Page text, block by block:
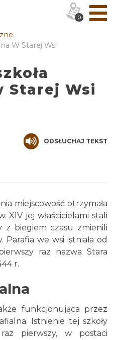
W Starej Wsi
Starej Wsi
ODSŁUCHAJ TEKST
miejscowość otrzymała
XIV jej właścicielami stali
z biegiem czasu zmienili
Parafia we wsi istniała od
raz nazwa Stara
r.
funkcjonująca przez
Istnienie tej szkoły
pierwszy, w postaci
0